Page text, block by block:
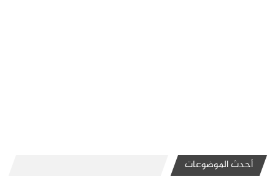
أحدث الموضوعات